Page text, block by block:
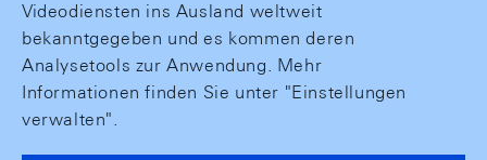
Videodiensten ins Ausland weltweit
bekanntgegeben und es kommen deren
Analysetools zur Anwendung. Mehr
Informationen finden Sie unter "Einstellungen
verwalten".